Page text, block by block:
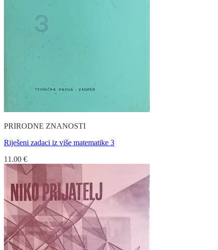
PRIRODNE ZNANOSTI
Riješeni zadaci iz više matematike 3
11.00 €